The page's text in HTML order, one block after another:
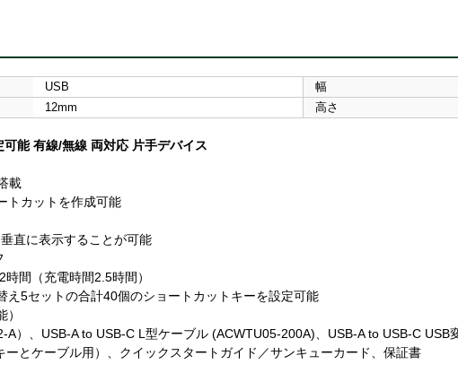
USB 幅
12mm 高さ
能 有線/無線 両対応 片手デバイス
載
トカットを作成可能
直に表示することが可能
間（充電時間2.5時間）
5セットの合計40個のショートカットキーを設定可能
）、USB-A to USB-C L型ケーブル (ACWTU05-200A)、USB-A to USB-C USB
ブル用）、クイックスタートガイド／サンキューカード、保証書